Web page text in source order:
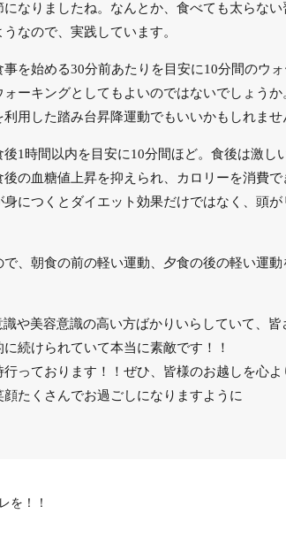
なりましたね。なんとか、食べても太らな
なので、実践しています。
を始める30分前あたりを目安に10分間のウ
ーキングとしてもよいのではないでしょう
用した踏み台昇降運動でもいいかもしれませ
1時間以内を目安に10分間ほど。食後は激
後の血糖値上昇を抑えられ、カロリーを消費
につくとダイエット効果だけではなく、頭
、朝食の前の軽い運動、夕食の後の軽い運
や美容意識の高い方ばかりいらしていて、
続けられていて本当に素敵です！！
っております！！ぜひ、皆様のお越しを心よ
たくさんでお過ごしになりますように
を！！